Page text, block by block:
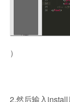
）
2.然后输入install